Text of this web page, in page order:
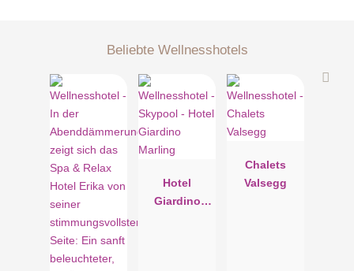
Beliebte Wellnesshotels
Hotel
Giardino
Chalets
Valsegg